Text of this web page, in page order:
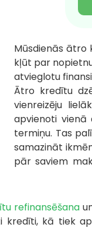
Mūsdienās ātro
kļūt par
atvieglotu
Ātro kredītu
vienreizēju
apvienoti vienā
termiņu. Tas
samazināt
pār saviem
refinansēšana
kā tiek